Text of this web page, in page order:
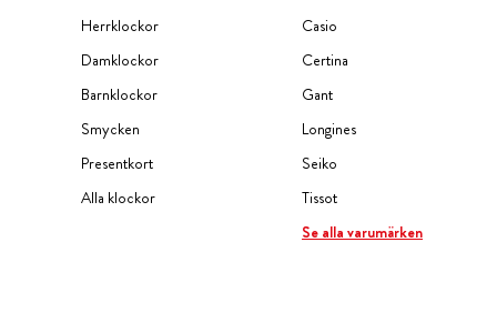
Herrklockor
Damklockor
Barnklockor
Smycken
Presentkort
Alla klockor
Casio
Certina
Gant
Longines
Seiko
Tissot
Se alla varumärken